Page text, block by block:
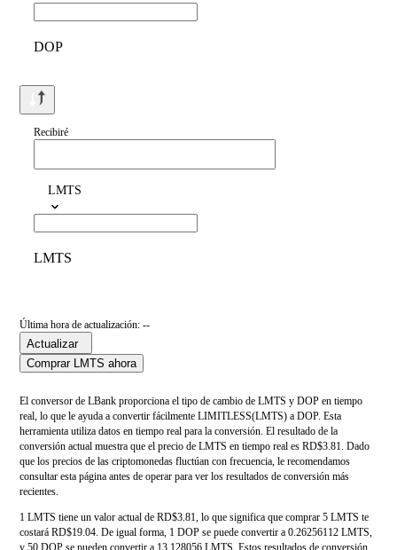
DOP
Recibiré
LMTS
LMTS
Última hora de actualización: --
Actualizar
Comprar LMTS ahora
El conversor de LBank proporciona el tipo de cambio de LMTS y DOP en tiempo
real, lo que le ayuda a convertir fácilmente LIMITLESS(LMTS) a DOP. Esta
herramienta utiliza datos en tiempo real para la conversión. El resultado de la
conversión actual muestra que el precio de LMTS en tiempo real es RD$3.81. Dado
que los precios de las criptomonedas fluctúan con frecuencia, le recomendamos
consultar esta página antes de operar para ver los resultados de conversión más
recientes.
1 LMTS tiene un valor actual de RD$3.81, lo que significa que comprar 5 LMTS te
costará RD$19.04. De igual forma, 1 DOP se puede convertir a 0.26256112 LMTS,